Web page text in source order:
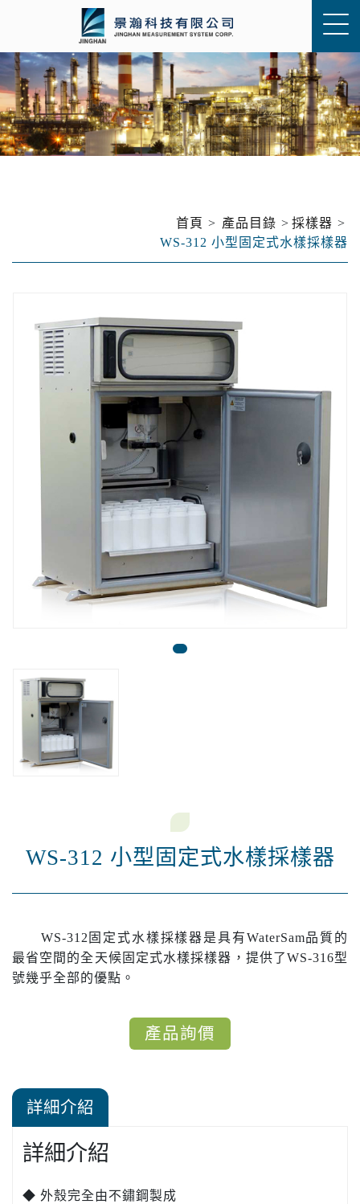
首頁 產品目錄
採樣器
WS-312 小型固定式水樣採樣器
WS-312 小型固定式水樣採樣器
WS-312固定式水樣採樣器是具有WaterSam品質的
最省空間的全天候固定式水樣採樣器，提供了WS-316型
號幾乎全部的優點。
產品詢價
詳細介紹
詳細介紹
◆ 外殼完全由不鏽鋼製成